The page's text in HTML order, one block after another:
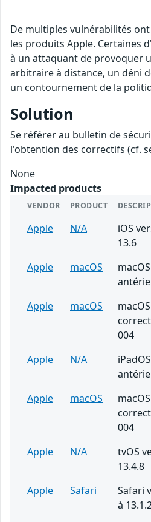
De multiples vulnérabilités
les produits Apple. Certaines
à un attaquant de provoquer
arbitraire à distance, un déni
un contournement de la
Solution
Se référer au bulletin de
l'obtention des correctifs (cf.
None
Impacted products
VENDOR PRODUCT
Apple N/A
iOS
13.6
Apple
macOS
Apple
macOS
004
Apple
N/A
Apple
macOS
004
Apple
N/A
tvOS
13.4.8
Apple
Safari
Safari
à